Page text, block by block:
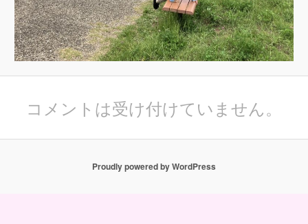
コメントは受け付けていません。
Proudly powered by WordPress